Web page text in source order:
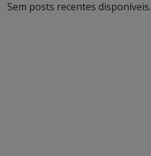
Sem posts recentes disponíveis.